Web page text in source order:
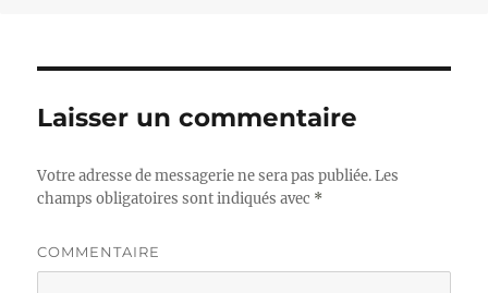
Laisser un commentaire
Votre adresse de messagerie ne sera pas publiée.Les
champs obligatoires sont indiqués avec *
COMMENTAIRE